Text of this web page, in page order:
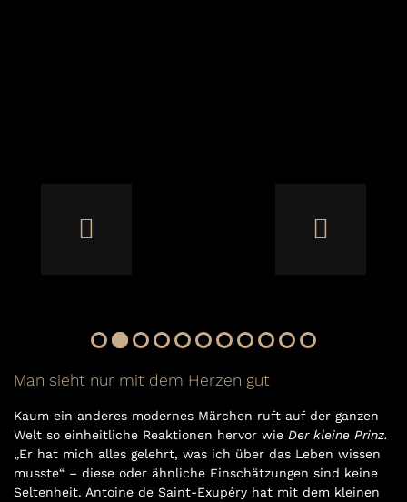
Man sieht nur mit dem Herzen gut
Kaum ein anderes modernes Märchen ruft auf der ganzen
Welt so einheitliche Reaktionen hervor wie Der kleine Prinz.
„Er hat mich alles gelehrt, was ich über das Leben wissen
musste“ – diese oder ähnliche Einschätzungen sind keine
Seltenheit. Antoine de Saint-Exupéry hat mit dem kleinen